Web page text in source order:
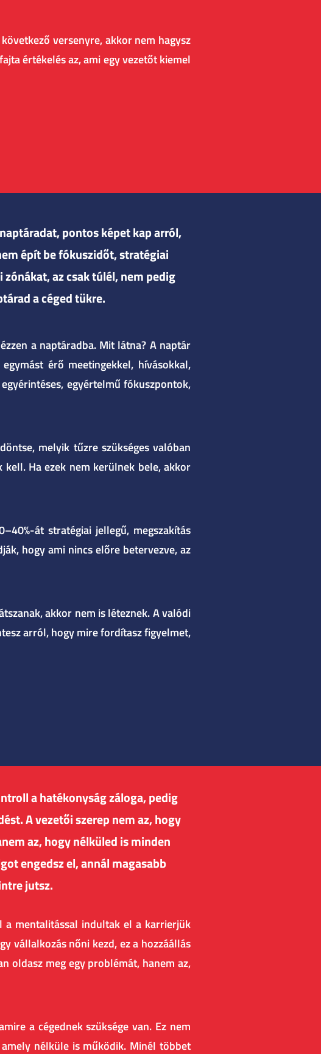
versenyre, akkor nem hagysz
értékelés az, ami egy vezetőt kiemel
pontos képet kap arról,
épít be fókuszidőt, stratégiai
az csak túlél, nem pedig
a céged tükre.
a naptáradba. Mit látna? A naptár
érő meetingekkel, hívásokkal,
egyértelmű fókuszpontok,
melyik tűzre szükséges valóban
Ha ezek nem kerülnek bele, akkor
át stratégiai jellegű, megszakítás
hogy ami nincs előre betervezve, az
akkor nem is léteznek. A valódi
arról, hogy mire fordítasz figyelmet,
a hatékonyság záloga, pedig
A vezetői szerep nem az, hogy
az, hogy nélküled is minden
engedsz el, annál magasabb
jutsz.
a mentalitással indultak el a karrierjük
vállalkozás nőni kezd, ez a hozzáállás
oldasz meg egy problémát, hanem az,
a cégednek szüksége van. Ez nem
nélküle is működik. Minél többet